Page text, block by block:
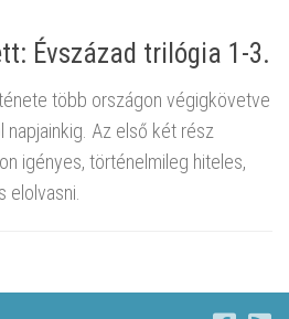
Évszázad trilógia 1-3.
több országon végigkövetve
napjainkig. Az első két rész
igényes, történelmileg hiteles,
elolvasni.